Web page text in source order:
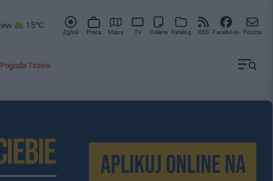
15°C
Zgłoś Praca Mapa TV Galeria Katalog RSS Facebook Poczta
Pogoda Tczew